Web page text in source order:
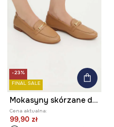
-23%
FINAL SALE
Mokasyny skórzane damskie z elastyczną podeszwą kolor beżowy
Cena aktualna:
99,90 zł